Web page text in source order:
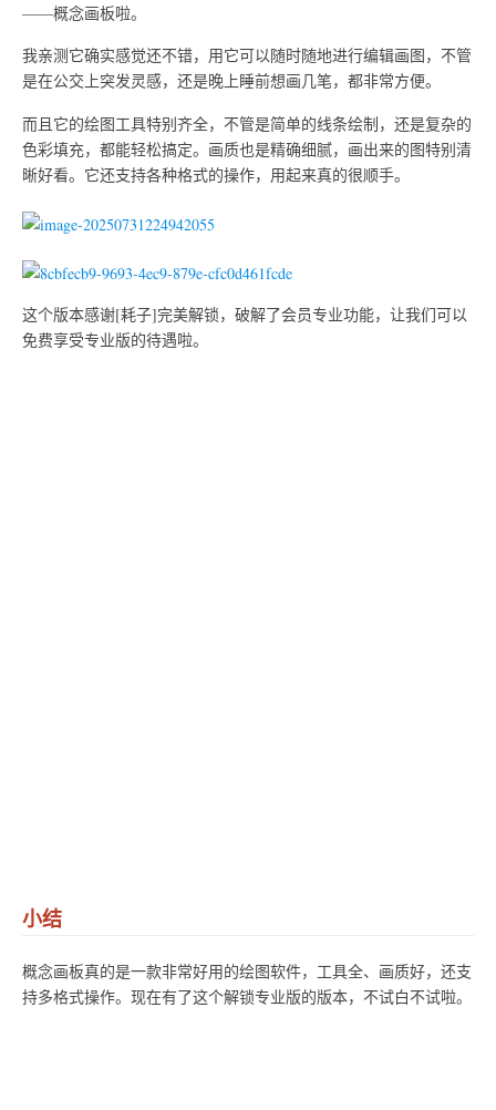
——概念画板啦。
我亲测它确实感觉还不错，用它可以随时随地进行编辑画图，不管
是在公交上突发灵感，还是晚上睡前想画几笔，都非常方便。
而且它的绘图工具特别齐全，不管是简单的线条绘制，还是复杂的
色彩填充，都能轻松搞定。画质也是精确细腻，画出来的图特别清
晰好看。它还支持各种格式的操作，用起来真的很顺手。
这个版本感谢[耗子]完美解锁，破解了会员专业功能，让我们可以
免费享受专业版的待遇啦。
小结
概念画板真的是一款非常好用的绘图软件，工具全、画质好，还支
持多格式操作。现在有了这个解锁专业版的版本，不试白不试啦。